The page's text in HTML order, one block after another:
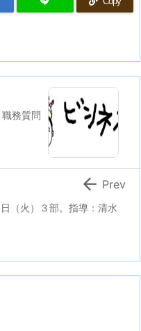
職務質問
（火）３部。指導：清水
 Prev